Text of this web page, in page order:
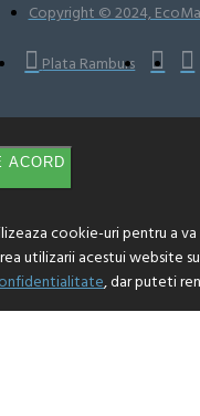
Copyright © 2024,
Plata Ramburs
ACORD
cookie-uri pentru a
utilizarii acestui website
, dar puteti